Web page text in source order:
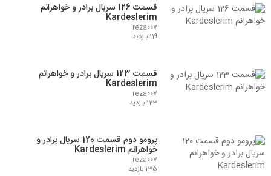
قسمت 126 سریال برادر و خواهرانم
Kardeslerim
reza007
119 بازدید
قسمت 123 سریال برادر و خواهرانم
Kardeslerim
reza007
123 بازدید
پرومو دوم قسمت 120 سریال برادر و
خواهرانم Kardeslerim
reza007
135 بازدید